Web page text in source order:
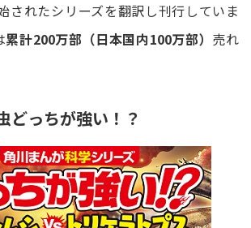
されたシリーズを翻訳し刊行していま
累計200万部（日本国内100万部） 売れ
どっちが強い！？